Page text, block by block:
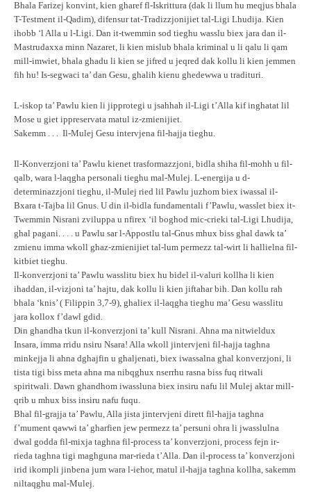
Bhala Farizej konvint, kien gharef fl-Iskrittura (dak li llum hu meqjus bhala
T-Testment il-Qadim), difensur tat-Tradizzjonijiet tal-Ligi Lhudija. Kien
ihobb ‘l Alla u l-Ligi. Dan it-twemmin sod tieghu wasslu biex jara dan il-
Mastrudaxxa minn Nazaret, li kien mislub bhala kriminal u li qalu li qam
mill-imwiet, bhala ghadu li kien se jifred u jeqred dak kollu li kien jemmen
fih hu! Is-segwaci ta’ dan Gesu, ghalih kienu ghedewwa u tradituri.
L-iskop ta’ Pawlu kien li jipprotegi u jsahhah il-Ligi t’Alla kif inghatat lil
Mose u giet ippreservata matul iz-zmienijiet.
Sakemm . . . Il-Mulej Gesu intervjena fil-hajja tieghu.
Il-Konverzjoni ta’ Pawlu kienet trasformazzjoni, bidla shiha fil-mohh u fil-
qalb, wara l-laqgha personali tieghu mal-Mulej. L-energija u d-
determinazzjoni tieghu, il-Mulej ried lil Pawlu juzhom biex iwassal il-
Bxara t-Tajba lil Gnus. U din il-bidla fundamentali f’Pawlu, wasslet biex it-
Twemmin Nisrani zviluppa u nfirex ‘il boghod mic-crieki tal-Ligi Lhudija,
ghal pagani. . . . u Pawlu sar l-Appostlu tal-Gnus mhux biss ghal dawk ta’
zmienu imma wkoll ghaz-zmienijiet tal-lum permezz tal-wirt li hallielna fil-
kitbiet tieghu.
Il-konverzjoni ta’ Pawlu wasslitu biex hu bidel il-valuri kollha li kien
ihaddan, il-vizjoni ta’ hajtu, dak kollu li kien jiftahar bih. Dan kollu rah
bhala ‘knis’ ( Filippin 3,7-9), ghaliex il-laqgha tieghu ma’ Gesu wasslitu
jara kollox f’dawl gdid.
Din ghandha tkun il-konverzjoni ta’ kull Nisrani. Ahna ma nitwieldux
Insara, imma rridu nsiru Nsara! Alla wkoll jintervjeni fil-hajja taghna
minkejja li ahna dghajfin u ghaljenati, biex iwassalna ghal konverzjoni, li
tista tigi biss meta ahna ma nibqghux nserrhu rasna biss fuq ritwali
spiritwali. Dawn ghandhom iwassluna biex insiru nafu lil Mulej aktar mill-
qrib u mhux biss insiru nafu fuqu.
Bhal fil-grajja ta’ Pawlu, Alla jista jintervjeni dirett fil-hajja taghna
f’mument qawwi ta’ gharfien jew permezz ta’ persuni ohra li jwasslulna
dwal godda fil-mixja taghna fil-process ta’ konverzjoni, process fejn ir-
rieda taghna tigi maghguna mar-rieda t’Alla. Dan il-process ta’ konverzjoni
irid ikompli jinbena jum wara l-iehor, matul il-hajja taghna kollha, sakemm
niltaqghu mal-Mulej.